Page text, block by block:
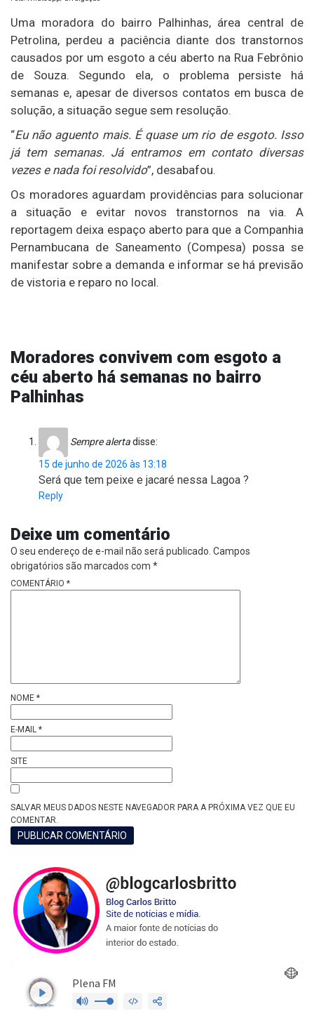
Uma moradora do bairro Palhinhas, área central de
Petrolina, perdeu a paciência diante dos transtornos
causados por um esgoto a céu aberto na Rua Febrônio
de Souza. Segundo ela, o problema persiste há
semanas e, apesar de diversos contatos em busca de
solução, a situação segue sem resolução.
“Eu não aguento mais. É quase um rio de esgoto. Isso
já tem semanas. Já entramos em contato diversas
vezes e nada foi resolvido”, desabafou.
Os moradores aguardam providências para solucionar
a situação e evitar novos transtornos na via. A
reportagem deixa espaço aberto para que a Companhia
Pernambucana de Saneamento (Compesa) possa se
manifestar sobre a demanda e informar se há previsão
de vistoria e reparo no local.
Moradores convivem com esgoto a
céu aberto há semanas no bairro
Palhinhas
Sempre alertadisse:
15 de junho de 2026 às 13:18
Será que tem peixe e jacaré nessa Lagoa ?
Reply
Deixe um comentário
O seu endereço de e-mail não será publicado. Campos
obrigatórios são marcados com *
COMENTÁRIO *
NOME *
E-MAIL *
SITE
SALVAR MEUS DADOS NESTE NAVEGADOR PARA A PRÓXIMA VEZ QUE EU
COMENTAR.